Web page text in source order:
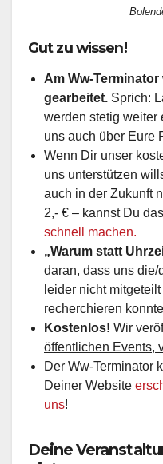
Gut zu wissen!
Am Ww-
gearbeitet. Sprich:
werden stetig weiter
uns auch über Eure
Wenn Dir unser
uns unterstützen
auch in der Zukunft
2,- € – kannst Du das
schnell machen.
„Warum statt
daran, dass uns die/
leider nicht
recherchieren
Kostenlos! Wir
öffentlichen Events,
Der Ww-Terminator
Deiner Website
uns!
Deine